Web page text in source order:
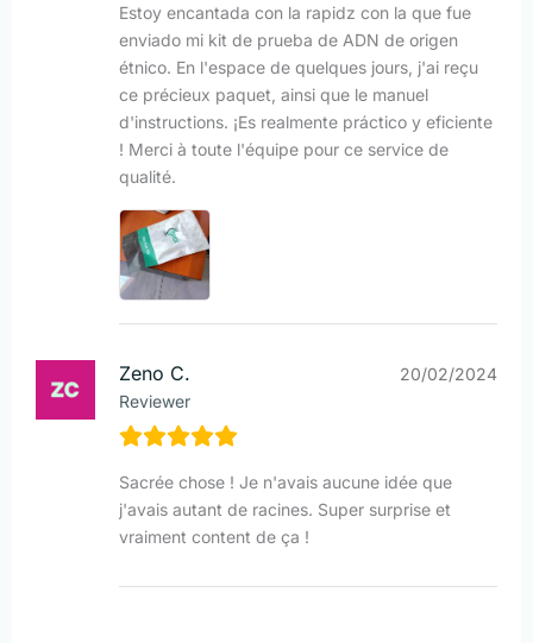
Estoy encantada con la rapidz con la que fue
enviado mi kit de prueba de ADN de origen
étnico. En l'espace de quelques jours, j'ai reçu
ce précieux paquet, ainsi que le manuel
d'instructions. ¡Es realmente práctico y eficiente
! Merci à toute l'équipe pour ce service de
qualité.
Zeno C.
Reviewer
20/02/2024
Sacrée chose ! Je n'avais aucune idée que
j'avais autant de racines. Super surprise et
vraiment content de ça !